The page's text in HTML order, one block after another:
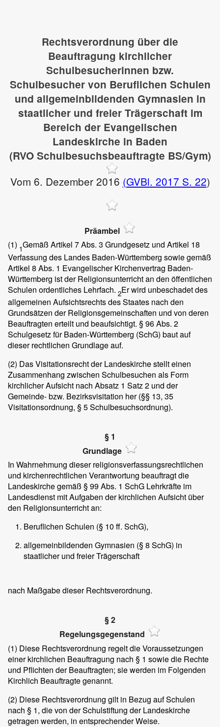
Rechtsverordnung über die
Beauftragung kirchlicher
Schulbesucherinnen bzw.
Schulbesucher von Beruflichen Schulen
und allgemeinbildenden Gymnasien in
staatlicher und freier Trägerschaft im
Bereich der Evangelischen
Landeskirche in Baden
(RVO Schulbesuchsbeauftragte BS/Gym)
Vom 6. Dezember 2016 (GVBl. 2017 S. 22)
Präambel
(1) 1Gemäß Artikel 7 Abs. 3 Grundgesetz und Artikel 18
Verfassung des Landes Baden-Württemberg sowie gemäß
Artikel 8 Abs. 1 Evangelischer Kirchenvertrag Baden-
Württemberg ist der Religionsunterricht an den öffentlichen
Schulen ordentliches Lehrfach. 2Er wird unbeschadet des
allgemeinen Aufsichtsrechts des Staates nach den
Grundsätzen der Religionsgemeinschaften und von deren
Beauftragten erteilt und beaufsichtigt. § 96 Abs. 2
Schulgesetz für Baden-Württemberg (SchG) baut auf
dieser rechtlichen Grundlage auf.
(2) Das Visitationsrecht der Landeskirche stellt einen
Zusammenhang zwischen Schulbesuchen als Form
kirchlicher Aufsicht nach Absatz 1 Satz 2 und der
Gemeinde- bzw. Bezirksvisitation her (§§ 13, 35
Visitationsordnung, § 5 Schulbesuchsordnung).
§ 1
Grundlage
In Wahrnehmung dieser religionsverfassungsrechtlichen
und kirchenrechtlichen Verantwortung beauftragt die
Landeskirche gemäß § 99 Abs. 1 SchG Lehrkräfte im
Landesdienst mit Aufgaben der kirchlichen Aufsicht über
den Religionsunterricht an:
Beruflichen Schulen (§ 10 ff. SchG),
allgemeinbildenden Gymnasien (§ 8 SchG) in
staatlicher und freier Trägerschaft
nach Maßgabe dieser Rechtsverordnung.
§ 2
Regelungsgegenstand
(1) Diese Rechtsverordnung regelt die Voraussetzungen
einer kirchlichen Beauftragung nach § 1 sowie die Rechte
und Pflichten der Beauftragten; sie werden im Folgenden
Kirchlich Beauftragte genannt.
(2) Diese Rechtsverordnung gilt in Bezug auf Schulen
nach § 1, die von der Schulstiftung der Landeskirche
getragen werden, in entsprechender Weise.